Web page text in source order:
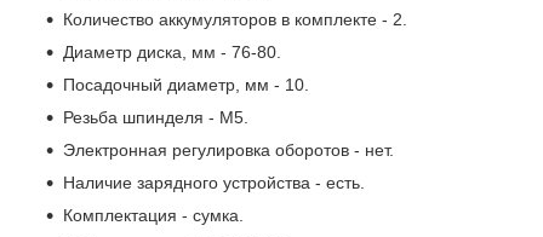
Количество аккумуляторов в комплекте - 2.
Диаметр диска, мм - 76-80.
Посадочный диаметр, мм - 10.
Резьба шпинделя - М5.
Электронная регулировка оборотов - нет.
Наличие зарядного устройства - есть.
Комплектация - сумка.